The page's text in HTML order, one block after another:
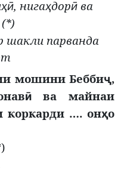
ҳӣ, нигаҳдорӣ ва
парванда
мошини Беббиҷ,
ӣва майнаи
коркарди …. онҳо